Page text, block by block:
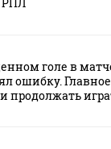
голе в
ошибку.
продолжать